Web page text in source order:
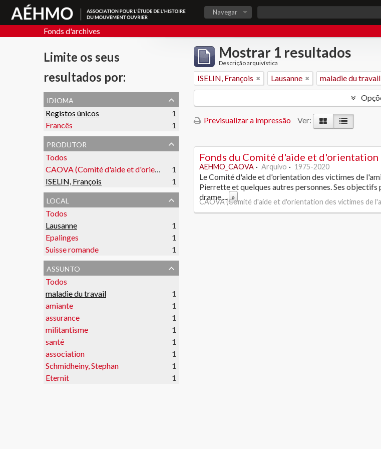
Navegar
Fonds d'archives
Limite os seus
resultados por:
idioma
Registos únicos
1
Francês
1
produtor
Todos
CAOVA (Comité d'aide et d'orientation des victimes de l'amiante)
1
ISELIN, François
1
local
Todos
Lausanne
1
Epalinges
1
Suisse romande
1
assunto
Todos
maladie du travail
1
amiante
1
assurance
1
militantisme
1
santé
1
association
1
Schmidheiny, Stephan
1
Eternit
1
Mostrar 1 resultados
Descrição arquivística
ISELIN, François Lausanne maladie du travail
Previsualizar a impressão
Ver:
Fonds du Comité d'aide et
AEHMO_CAOVA Arquivo 1975-2020
Le Comité d'aide et d'orientation des victimes de
Pierrette et quelques autres personnes. Ses
drame... »
CAOVA (Comité d'aide et d'orientation des victimes de